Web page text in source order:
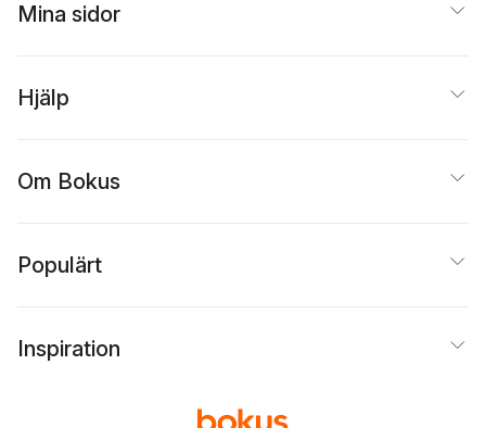
Mina sidor
Hjälp
Om Bokus
Populärt
Inspiration